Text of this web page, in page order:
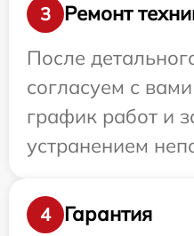
3
Ремонт
После
согласуем с
график работ и
устранением
4
Гарантия